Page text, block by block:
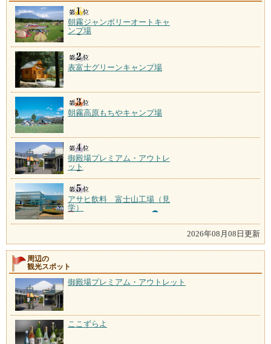
朝霧ジャンボリーオートキャ
ンプ場
表富士グリーンキャンプ場
朝霧高原もちやキャンプ場
御殿場プレミアム・アウトレ
ット
アサヒ飲料 富士山工場（見
学）
2026年08月08日更新
周辺の
観光スポット
御殿場プレミアム・アウトレット
ここずらよ